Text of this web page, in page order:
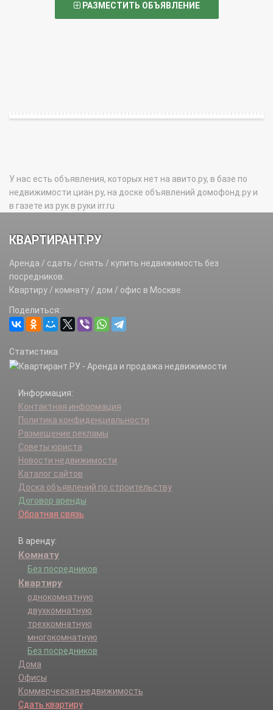
РАЗМЕСТИТЬ ОБЪЯВЛЕНИЕ
У нас есть объявления, которых нет на авито.ру, в базе по
недвижимости циан.ру, на доске объявлений домофонд.ру и
в газете из рук в руки irr.ru
КВАРТИРАНТ.РУ
Аренда / сдать / снять / купить недвижимость без
посредников.
Квартиру / комнату / дом / офис в Москве
Поделиться:
Статистика:
Информация:
Контактная информация
Политика конфиденциальности
Размещение рекламы
Советы юриста
Новости недвижимости
Каталог сайтов
Доска объявлений по строительству
Договор аренды
Обратная связь
В аренду:
Комнату
Без посредников
Квартиру
однокомнатную
двухкомнатную
трехкомнатную
многокомнатную
Без посредников
Дома
Офисы
Коммерческая недвижимость
Сдать квартиру